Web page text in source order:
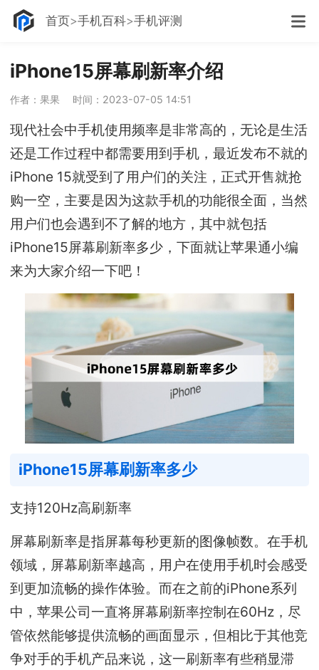
首页 手机百科 手机评测
iPhone15屏幕刷新率介绍
作者：果果 时间：2023-07-05 14:51
现代社会中手机使用频率是非常高的，无论是生活
还是工作过程中都需要用到手机，最近发布不就的
iPhone 15就受到了用户们的关注，正式开售就抢
购一空，主要是因为这款手机的功能很全面，当然
用户们也会遇到不了解的地方，其中就包括
iPhone15屏幕刷新率多少，下面就让苹果通小编
来为大家介绍一下吧！
iPhone15屏幕刷新率多少
支持120Hz高刷新率
屏幕刷新率是指屏幕每秒更新的图像帧数。在手机
领域，屏幕刷新率越高，用户在使用手机时会感受
到更加流畅的操作体验。而在之前的iPhone系列
中，苹果公司一直将屏幕刷新率控制在60Hz，尽
管依然能够提供流畅的画面显示，但相比于其他竞
争对手的手机产品来说，这一刷新率有些稍显滞